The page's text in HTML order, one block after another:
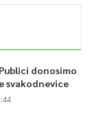
donosimo
svakodnevice